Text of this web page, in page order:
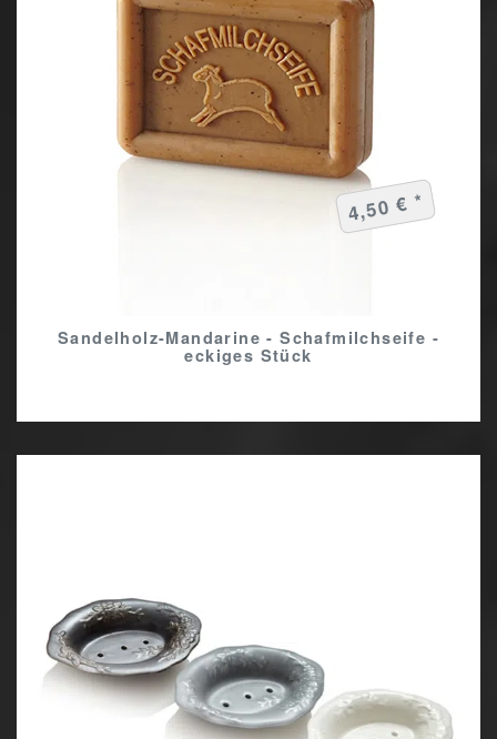
Sandelholz-Mandarine - Schafmilchseife -
eckiges Stück
4,50 € *